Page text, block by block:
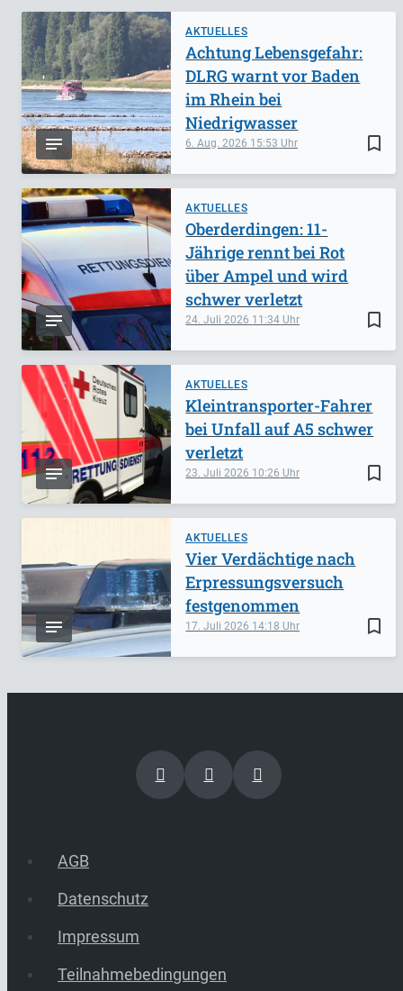
AKTUELLES
bookmark_border
6. Aug. 2026 15:53
Achtung Lebensgefahr:
DLRG warnt vor Baden
im Rhein bei
Niedrigwasser
AKTUELLES
bookmark_border
24. Juli 2026 11:34
Oberderdingen: 11-
Jährige rennt bei Rot
über Ampel und wird
schwer verletzt
AKTUELLES
bookmark_border
23. Juli 2026 10:26
Kleintransporter-Fahrer
bei Unfall auf A5 schwer
verletzt
AKTUELLES
bookmark_border
17. Juli 2026 14:18
Vier Verdächtige nach
Erpressungsversuch
festgenommen
AGB
Datenschutz
Impressum
Teilnahmebedingungen